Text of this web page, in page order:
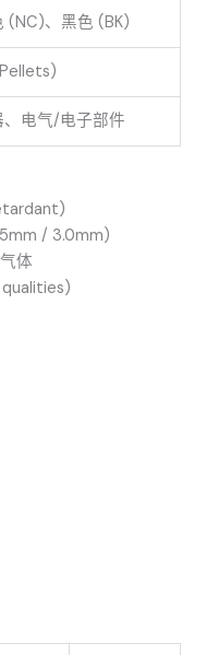
(NC)、黑色 (BK)
、电气/电子部件
/ 3.0mm)
体